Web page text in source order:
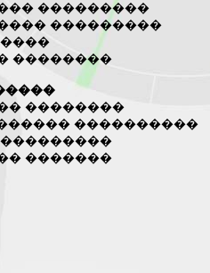
���������
���������
��������
��������
����������
�������